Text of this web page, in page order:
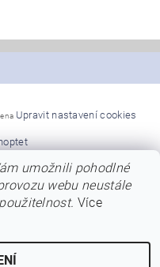
Upravit nastavení cookies
co nejpřehlednější a
a kvalitě.
chyby v názvech,
obnovují modely a barvy
umožnili pohodlné
webu neustále
Více